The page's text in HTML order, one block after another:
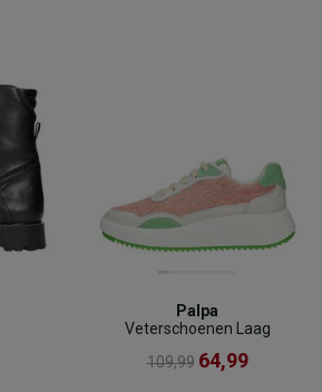
Palpa
Veterschoenen Laag
109,99 64,99